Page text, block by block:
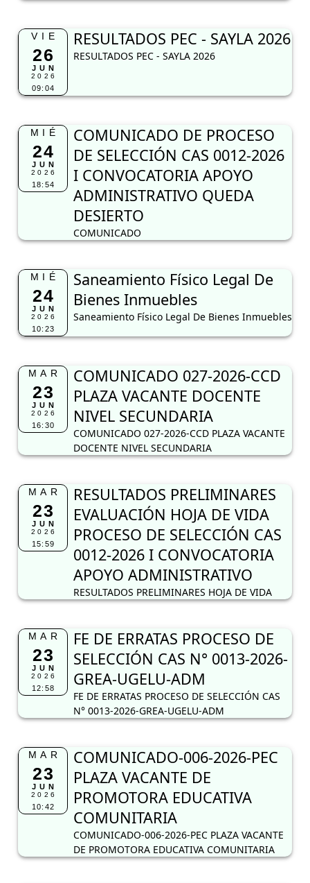
VIE
26
JUN
2026
09:04
RESULTADOS PEC - SAYLA 2026
RESULTADOS PEC - SAYLA 2026
MIÉ
24
JUN
2026
18:54
COMUNICADO DE PROCESO
DE SELECCIÓN CAS 0012-2026
I CONVOCATORIA APOYO
ADMINISTRATIVO QUEDA
DESIERTO
COMUNICADO
MIÉ
24
JUN
2026
10:23
Saneamiento Físico Legal De
Bienes Inmuebles
Saneamiento Físico Legal De Bienes Inmuebles
MAR
23
JUN
2026
16:30
COMUNICADO 027-2026-CCD
PLAZA VACANTE DOCENTE
NIVEL SECUNDARIA
COMUNICADO 027-2026-CCD PLAZA VACANTE
DOCENTE NIVEL SECUNDARIA
MAR
23
JUN
2026
15:59
RESULTADOS PRELIMINARES
EVALUACIÓN HOJA DE VIDA
PROCESO DE SELECCIÓN CAS
0012-2026 I CONVOCATORIA
APOYO ADMINISTRATIVO
RESULTADOS PRELIMINARES HOJA DE VIDA
MAR
23
JUN
2026
12:58
FE DE ERRATAS PROCESO DE
SELECCIÓN CAS N° 0013-2026-
GREA-UGELU-ADM
FE DE ERRATAS PROCESO DE SELECCIÓN CAS
N° 0013-2026-GREA-UGELU-ADM
MAR
23
JUN
2026
10:42
COMUNICADO-006-2026-PEC
PLAZA VACANTE DE
PROMOTORA EDUCATIVA
COMUNITARIA
COMUNICADO-006-2026-PEC PLAZA VACANTE
DE PROMOTORA EDUCATIVA COMUNITARIA